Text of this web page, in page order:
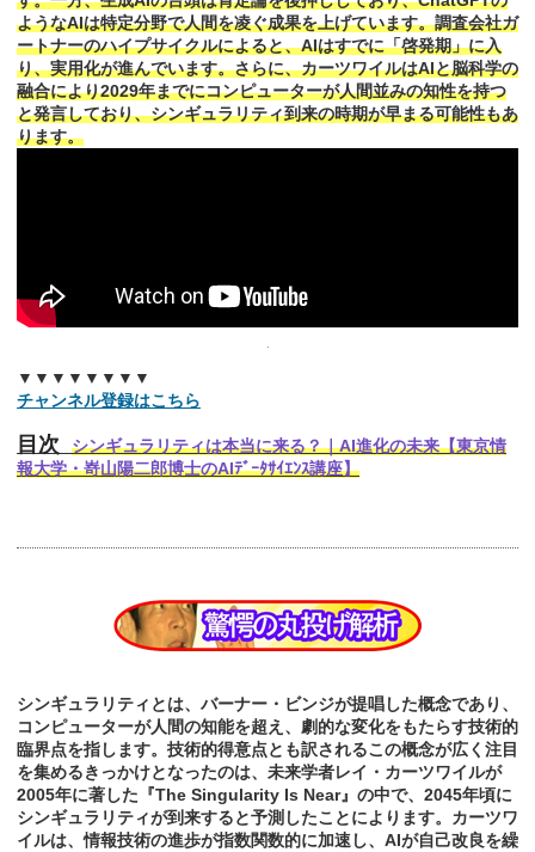
ようなAIは特定分野で人間を凌ぐ成果を上げています。調査会社ガ
ートナーのハイプサイクルによると、AIはすでに「啓発期」に入
り、実用化が進んでいます。さらに、カーツワイルはAIと脳科学の
融合により2029年までにコンピューターが人間並みの知性を持つ
と発言しており、シンギュラリティ到来の時期が早まる可能性もあ
ります。
▼▼▼▼▼▼▼▼
チャンネル登録はこちら
目次
シンギュラリティは本当に来る？｜AI進化の未来【東京情
報大学・嵜山陽二郎博士のAIﾃﾞｰﾀｻｲｴﾝｽ講座】
シンギュラリティとは、バーナー・ビンジが提唱した概念であり、
コンピューターが人間の知能を超え、劇的な変化をもたらす技術的
臨界点を指します。技術的得意点とも訳されるこの概念が広く注目
を集めるきっかけとなったのは、未来学者レイ・カーツワイルが
2005年に著した『The Singularity Is Near』の中で、2045年頃に
シンギュラリティが到来すると予測したことによります。カーツワ
イルは、情報技術の進歩が指数関数的に加速し、AIが自己改良を繰